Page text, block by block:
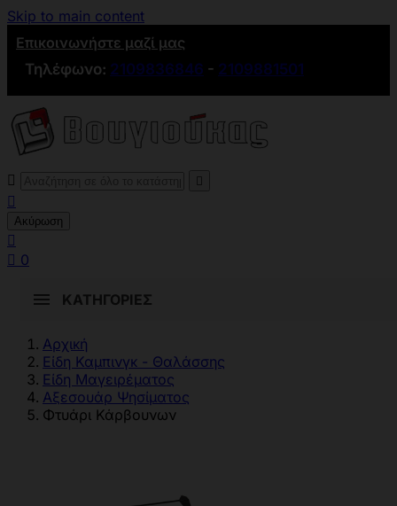
Skip to main content
Επικοινωνήστε μαζί μας
Τηλέφωνο: 2109836846 - 2109881501
 

Ακύρωση

 0
ΚΑΤΗΓΟΡΊΕΣ
Αρχική
Είδη Καμπινγκ - Θαλάσσης
Είδη Μαγειρέματος
Αξεσουάρ Ψησίματος
Φτυάρι Κάρβουνων